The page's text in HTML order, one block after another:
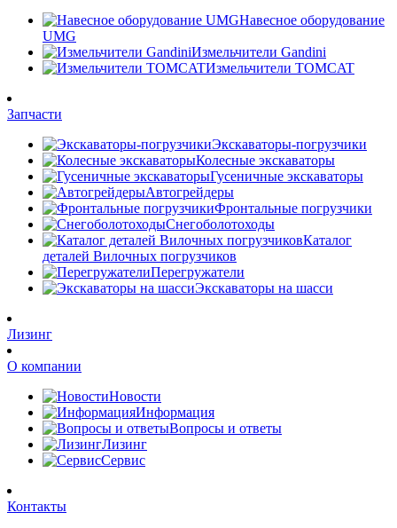
Навесное оборудование
UMG
Измельчители Gandini
Измельчители TOMCAT
Запчасти
Экскаваторы-погрузчики
Колесные экскаваторы
Гусеничные экскаваторы
Автогрейдеры
Фронтальные погрузчики
Снегоболотоходы
Каталог
деталей Вилочных погрузчиков
Перегружатели
Экскаваторы на шасси
Лизинг
О компании
Новости
Информация
Вопросы и ответы
Лизинг
Сервис
Контакты